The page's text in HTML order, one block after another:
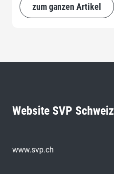
zum ganzen Artikel
Website SVP Schweiz
www.svp.ch